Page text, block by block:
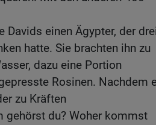
Davids einen Ägypter, der drei
hatte. Sie brachten ihn zu
dazu eine Portion
Rosinen. Nachdem
zu Kräften
gehörst du? Woher kommst